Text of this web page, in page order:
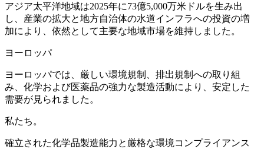
アジア太平洋地域は2025年に73億5,000万米ドルを生み出
し、産業の拡大と地方自治体の水道インフラへの投資の増
加により、依然として主要な地域市場を維持しました。
ヨーロッパ
ヨーロッパでは、厳しい環境規制、排出規制への取り組
み、化学および医薬品の強力な製造活動により、安定した
需要が見られました。
私たち。
確立された化学品製造能力と厳格な環境コンプライアンス